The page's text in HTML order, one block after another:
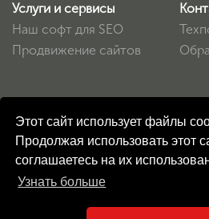
Этот сайт использует файлы
Продолжая использовать этот
соглашаетесь на их
Узнать больше
Услуги и сервисы
Наш софт для SEO
Продвижение сайтов